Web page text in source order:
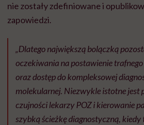
nie zostały zdefiniowane i
zapowiedzi.
„Dlatego największą bolączką
oczekiwania na postawienie
oraz dostęp do kompleksowej
molekularnej. Niezwykle istotne jest
czujności lekarzy POZ i kierowanie
szybką ścieżkę diagnostyczną,